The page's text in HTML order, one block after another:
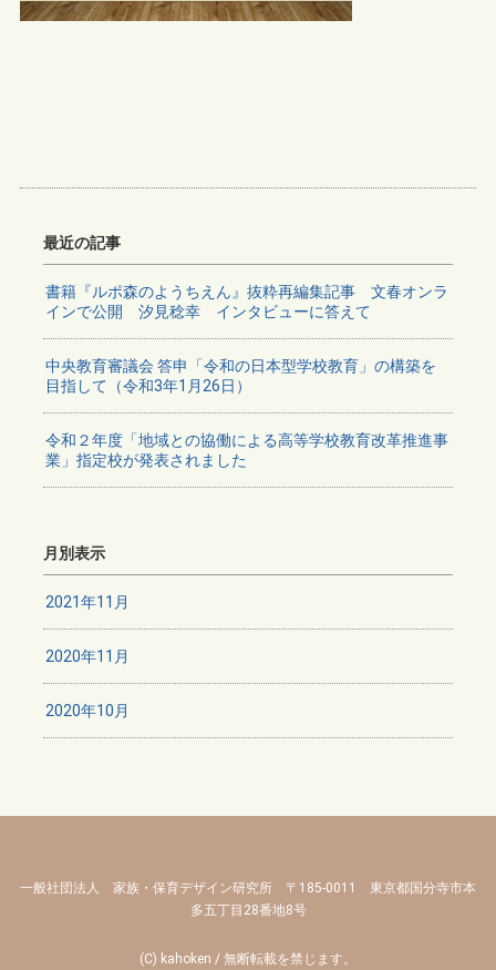
最近の記事
書籍『ルポ森のようちえん』抜粋再編集記事 文春オンラ
インで公開 汐見稔幸 インタビューに答えて
中央教育審議会 答申「令和の日本型学校教育」の構築を
目指して（令和3年1月26日）
令和２年度「地域との協働による高等学校教育改革推進事
業」指定校が発表されました
月別表示
2021年11月
2020年11月
2020年10月
一般社団法人 家族・保育デザイン研究所 〒185-0011 東京都国分寺市本
多五丁目28番地8号
(C) kahoken / 無断転載を禁じます。